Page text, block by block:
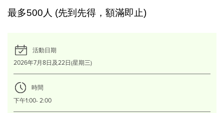
最多500人 (先到先得，額滿即止)
活動日期
2026年7月8日及22日(星期三)
時間
下午1:00- 2:00